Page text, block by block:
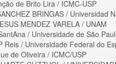
de Brito Lira / ICMC-USP
BRINGAS / Universidad
MENDEZ VARELA / UNAM
/ Universidade de São
Reis / Universidade Federal do
de Oliveira / ICMC/USP